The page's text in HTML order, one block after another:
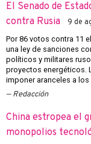
El Senado de
contra Rusia
9 de
Por 86 votos contra 11
una ley de sanciones
políticos y militares
proyectos energéticos.
imponer aranceles a
Redacción
China estropea el
monopolios